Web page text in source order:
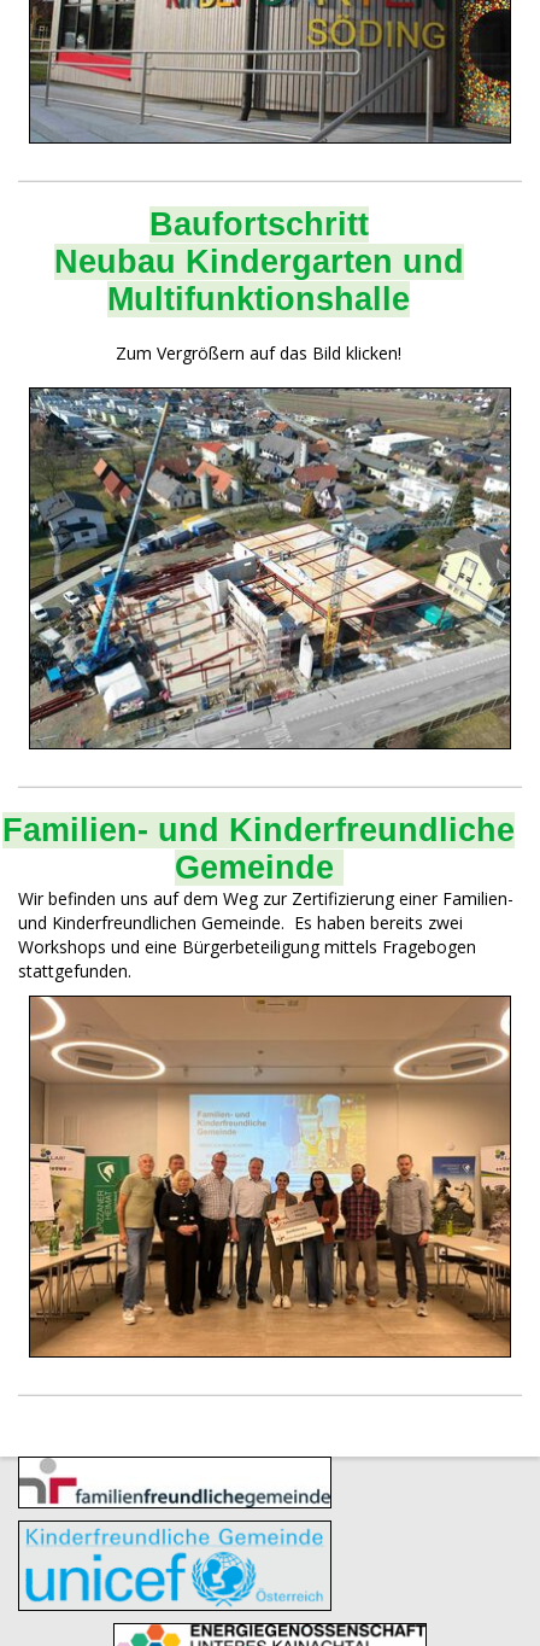
Baufortschritt
Neubau Kindergarten und
Multifunktionshalle
Zum Vergrößern auf das Bild klicken!
Familien- und Kinderfreundliche
Gemeinde
Wir befinden uns auf dem Weg zur Zertifizierung einer Familien-
und Kinderfreundlichen Gemeinde. Es haben bereits zwei
Workshops und eine Bürgerbeteiligung mittels Fragebogen
stattgefunden.